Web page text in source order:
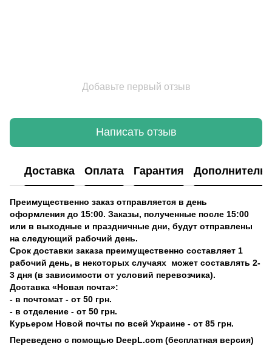
Добавьте первый отзыв
Написать отзыв
Доставка Оплата Гарантия
Преимущественно заказ отправляется в день
оформления до 15:00. Заказы, полученные после 15:00
или в выходные и праздничные дни, будут отправлены
на следующий рабочий день.
Срок доставки заказа преимущественно составляет 1
рабочий день, в некоторых случаях может составлять 2-
3 дня (в зависимости от условий перевозчика).
Доставка «Новая почта»:
- в почтомат - от 50 грн.
- в отделение - от 50 грн.
Курьером Новой почты по всей Украине - от 85 грн.
Переведено с помощью DeepL.com (бесплатная версия)